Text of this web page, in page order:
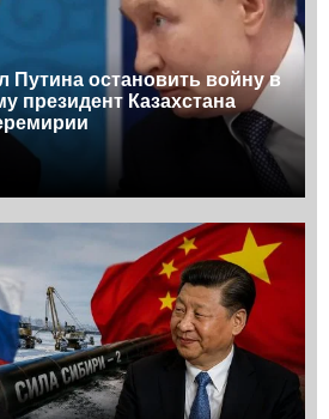
Путина остановить войну в
президент Казахстана